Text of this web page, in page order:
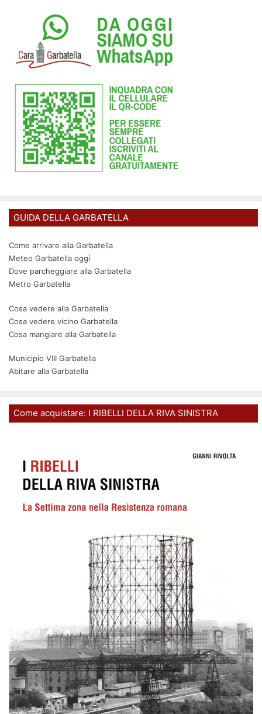
GUIDA DELLA GARBATELLA
Come arrivare alla Garbatella
Meteo Garbatella oggi
Dove parcheggiare alla Garbatella
Metro Garbatella
Cosa vedere alla Garbatella
Cosa vedere vicino Garbatella
Cosa mangiare alla Garbatella
Municipio VIII Garbatella
Abitare alla Garbatella
Come acquistare: I RIBELLI DELLA RIVA SINISTRA